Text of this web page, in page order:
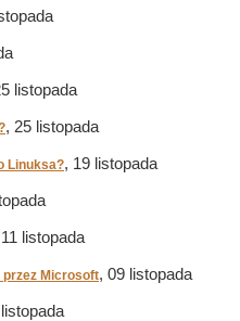
listopada
, 25 listopada
Linuksa?, 19 listopada
listopada
Microsoft, 09 listopada